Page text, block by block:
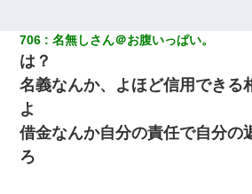
706 名無しさん＠お腹いっぱい。
は？
名義なんか、よほど信用できる
よ
借金なんか自分の責任で自分の
ろ